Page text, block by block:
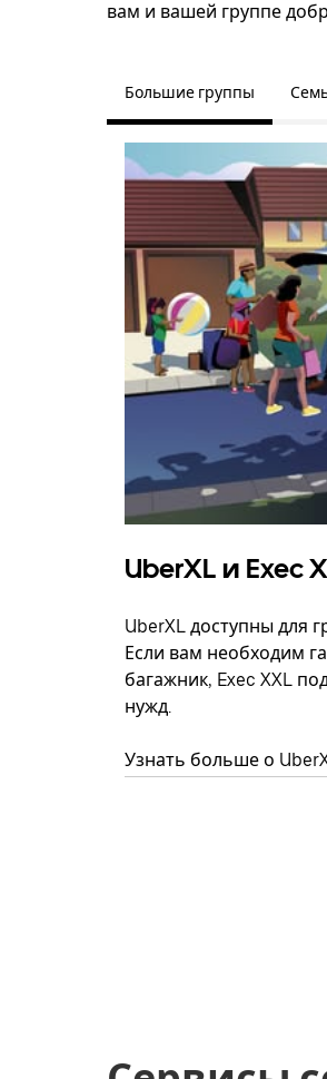
вам и вашей группе
Большие группы
UberXL и Exec
UberXL доступны для
Если вам необходим
багажник, Exec XXL
нужд.
Узнать больше о